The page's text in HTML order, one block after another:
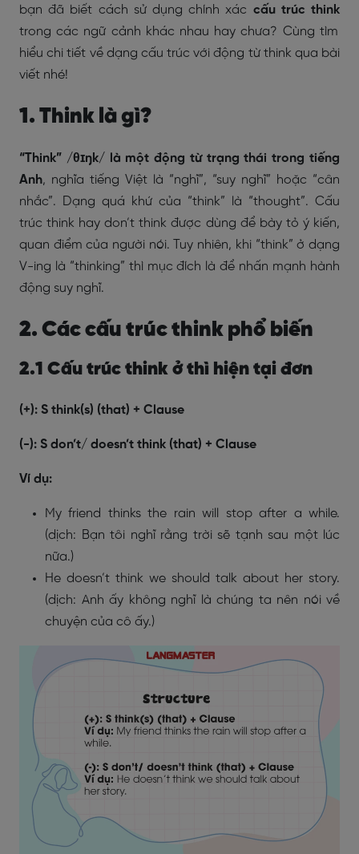
bạn đã biết cách sử dụng chính xác cấu trúc think
trong các ngữ cảnh khác nhau hay chưa? Cùng tìm
hiểu chi tiết về dạng cấu trúc với động từ think qua bài
viết nhé!
1. Think là gì?
“Think” /θɪŋk/ là một động từ trạng thái trong tiếng
Anh, nghĩa tiếng Việt là “nghĩ”, “suy nghĩ” hoặc “cân
nhắc”. Dạng quá khứ của “think” là “thought”. Cấu
trúc think hay don’t think được dùng để bày tỏ ý kiến,
quan điểm của người nói. Tuy nhiên, khi “think” ở dạng
V-ing là “thinking” thì mục đích là để nhấn mạnh hành
động suy nghĩ.
2. Các cấu trúc think phổ biến
2.1 Cấu trúc think ở thì hiện tại đơn
(+): S think(s) (that) + Clause
(-): S don’t/ doesn’t think (that) + Clause
Ví dụ:
My friend thinks the rain will stop after a while.
(dịch: Bạn tôi nghĩ rằng trời sẽ tạnh sau một lúc
nữa.)
He doesn’t think we should talk about her story.
(dịch: Anh ấy không nghĩ là chúng ta nên nói về
chuyện của cô ấy.)